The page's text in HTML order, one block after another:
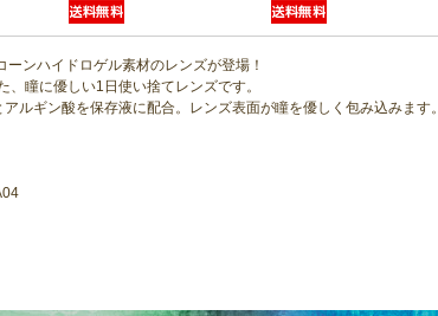
ンハイドロゲル素材のレンズが登場！
瞳に優しい1日使い捨てレンズです。
ルギン酸を保存液に配合。レンズ表面が瞳を優しく包み込みます。